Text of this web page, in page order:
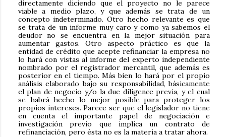
directamente diciendo que el proyecto no le parece
viable a medio plazo, y que además se trata de un
concepto indeterminado. Otro hecho relevante es que
se trata de un informe muy caro y como ya sabemos el
deudor no se encuentra en la mejor situación para
aumentar gastos. Otro aspecto práctico es que la
entidad de crédito que acepte refinanciar la empresa no
lo hará con vistas al informe del experto independiente
nombrado por el registrador mercantil, que además es
posterior en el tiempo. Más bien lo hará por el propio
análisis elaborado bajo su responsabilidad, básicamente
el plan de negocio y/o la due diligence previa, y el cual
se habrá hecho lo mejor posible para proteger los
propios intereses. Parece ser que el legislador no tiene
en cuenta el importante papel de negociación e
investigación previo que implica un contrato de
refinanciación, pero ésta no es la materia a tratar ahora.